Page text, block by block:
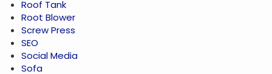
Roof Tank
Root Blower
Screw Press
SEO
Social Media
Sofa